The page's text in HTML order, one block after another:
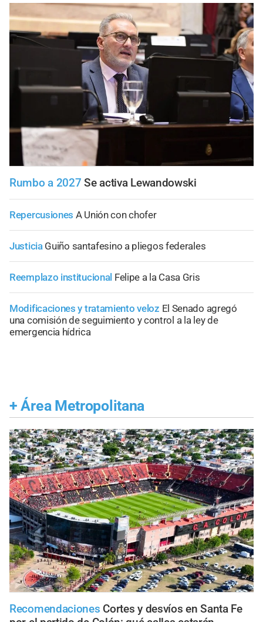
Rumbo a 2027 Se activa Lewandowski
Repercusiones A Unión con chofer
Justicia Guiño santafesino a pliegos federales
Reemplazo institucional Felipe a la Casa Gris
Modificaciones y tratamiento veloz El Senado agregó
una comisión de seguimiento y control a la ley de
emergencia hídrica
+ Área Metropolitana
Recomendaciones Cortes y desvíos en Santa Fe